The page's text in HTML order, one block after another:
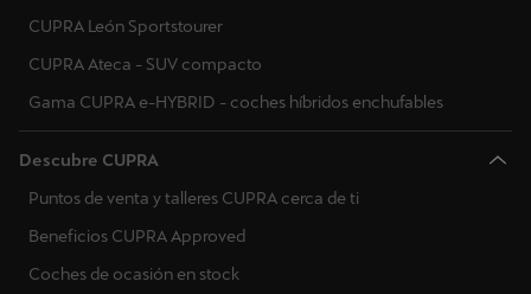
CUPRA León Sportstourer
CUPRA Ateca - SUV compacto
Gama CUPRA e-HYBRID - coches híbridos enchufables
Descubre CUPRA
Puntos de venta y talleres CUPRA cerca de ti
Beneficios CUPRA Approved
Coches de ocasión en stock